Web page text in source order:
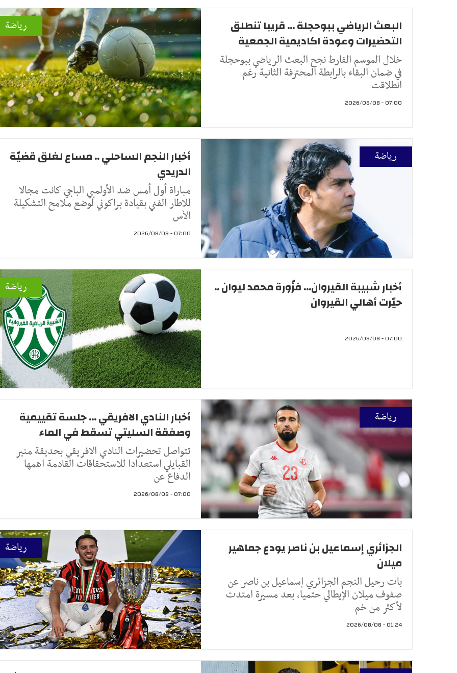
رياضة
البعث الرياضي ببوحجلة ... قريبا تنطلق
التحضيرات وعودة اكاديمية الجمعية
خلال الموسم الفارط نجح البعث الرياضي ببوحجلة
في ضمان البقاء بالرابطة المحترفة الثانية رغم
انطلاقت
07:00 - 2026/08/08
رياضة
أخبار النجم الساحلي .. مساع لغلق قضيّة
الدريدي
مباراة أول أمس ضد الأولمبي الباجي كانت مجالا
للاطار الفني بقيادة براكوني لوضع ملامح التشكيلة
الأس
07:00 - 2026/08/08
رياضة
أخبار شبيبة القيروان... فزّورة محمد ليوان ..
حيّرت أهالي القيروان
07:00 - 2026/08/08
رياضة
أخبار النادي الافريقي ... جلسة تقييمية
وصفقة السليتي تسقط في الماء
تتواصل تحضيرات النادي الافريقي بحديقة منير
القبايلي استعدادا للاستحقاقات القادمة اهمها
الدفاع عن
07:00 - 2026/08/08
رياضة
الجزائري إسماعيل بن ناصر يودع جماهير
ميلان
بات رحيل النجم الجزائري إسماعيل بن ناصر عن
صفوف ميلان الإيطالي حتميا، بعد مسيرة امتدت
لأكثر من خم
01:24 - 2026/08/08